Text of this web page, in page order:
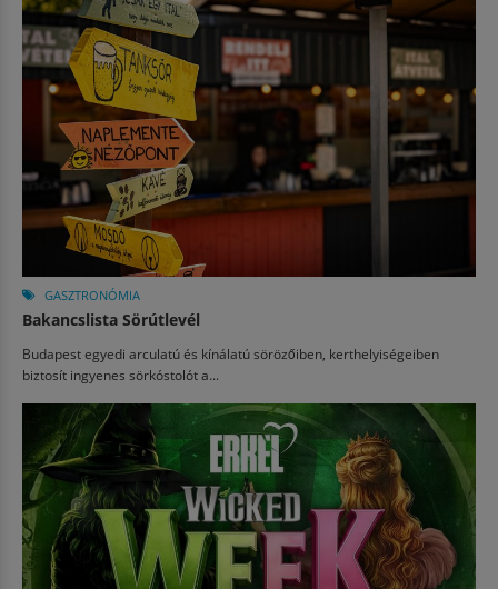
GASZTRONÓMIA
Bakancslista Sörútlevél
Budapest egyedi arculatú és kínálatú sörözőiben, kerthelyiségeiben
biztosít ingyenes sörkóstolót a...